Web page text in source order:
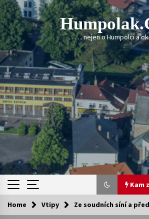
Skip
to
content
. . . . . nejen o Humpolci a
Kam
Kam za kulturou?
Home Vtipy Ze soudních síní a